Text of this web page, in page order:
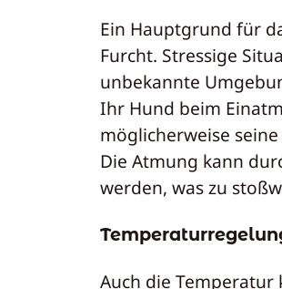
Ein Hauptgrund für
Furcht. Stressige
unbekannte
Ihr Hund beim
möglicherweise
Die Atmung kann
werden, was zu
Auch die Temperatur